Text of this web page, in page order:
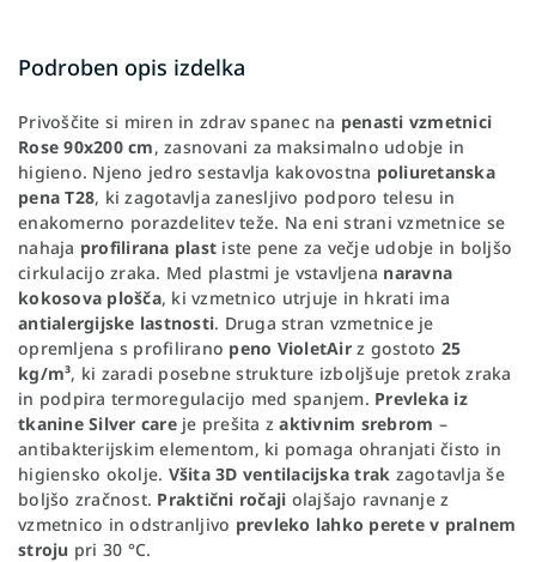
Podroben opis izdelka
Privoščite si miren in zdrav spanec na penasti vzmetnici
Rose 90x200 cm, zasnovani za maksimalno udobje in
higieno. Njeno jedro sestavlja kakovostna poliuretanska
pena T28, ki zagotavlja zanesljivo podporo telesu in
enakomerno porazdelitev teže. Na eni strani vzmetnice se
nahaja profilirana plast iste pene za večje udobje in boljšo
cirkulacijo zraka. Med plastmi je vstavljena naravna
kokosova plošča, ki vzmetnico utrjuje in hkrati ima
antialergijske lastnosti. Druga stran vzmetnice je
opremljena s profilirano peno VioletAirz gostoto 25
kg/m³, ki zaradi posebne strukture izboljšuje pretok zraka
in podpira termoregulacijo med spanjem. Prevleka iz
tkanine Silver careje prešita zaktivnim srebrom –
antibakterijskim elementom, ki pomaga ohranjati čisto in
higiensko okolje. Všita 3D ventilacijska trak zagotavlja še
boljšo zračnost. Praktični ročaji olajšajo ravnanje z
vzmetnico in odstranljivo prevleko lahko perete v pralnem
stroju pri 30 °C.